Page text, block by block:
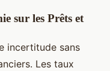
sur les Prêts et
incertitude sans
Les taux